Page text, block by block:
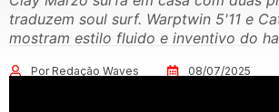
traduzem soul surf. Warptwin 5'11 e
mostram estilo fluido e inventivo do
Por Redação Waves 08/07/2025